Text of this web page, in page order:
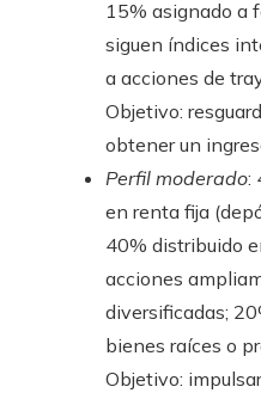
15% asignado a
siguen índices
a acciones de
Objetivo:
obtener un
Perfil moderado:
en renta fija
40% distribuido
acciones
diversificadas;
bienes raíces o
Objetivo: